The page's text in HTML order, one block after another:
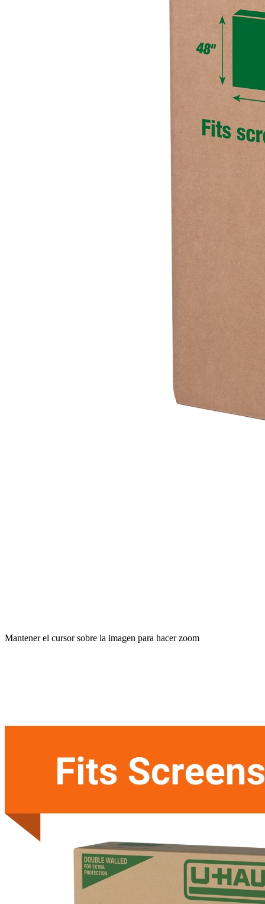
Mantener el cursor sobre la imagen para hacer zoom